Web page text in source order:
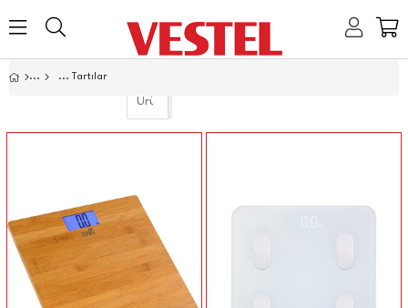
Home
Link Link
Tartılar